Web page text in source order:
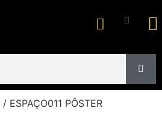
/ ESPAÇO011 PÔSTER